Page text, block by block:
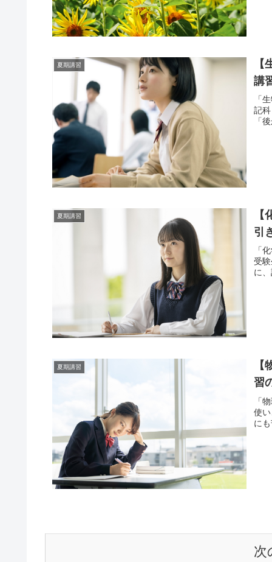
夏期講習
講
「
記
「
夏期講習
引
「
受
に
夏期講習
習
「
使
に
次